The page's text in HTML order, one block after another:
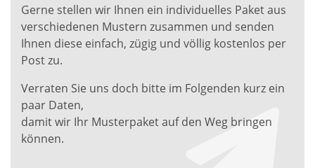
Gerne stellen wir Ihnen ein individuelles Paket aus
verschiedenen Mustern zusammen und senden
Ihnen diese einfach, zügig und völlig kostenlos per
Post zu.
Verraten Sie uns doch bitte im Folgenden kurz ein
paar Daten,
damit wir Ihr Musterpaket auf den Weg bringen
können.